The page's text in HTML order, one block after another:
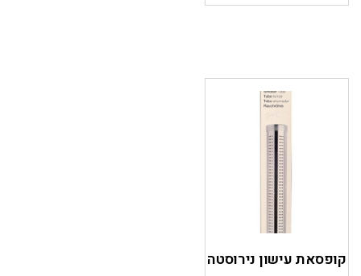
קופסאת עישון נירוסטה